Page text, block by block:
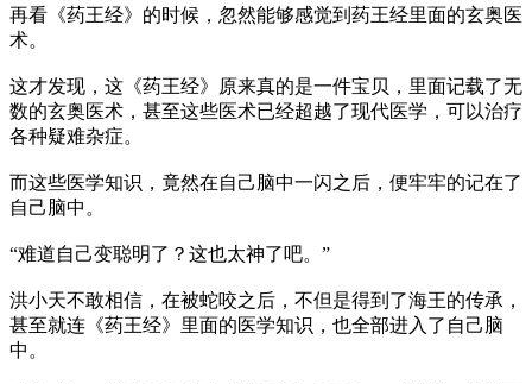
再看《药王经》的时候，忽然能够感觉到药王经里面的玄奥医
术。
这才发现，这《药王经》原来真的是一件宝贝，里面记载了无
数的玄奥医术，甚至这些医术已经超越了现代医学，可以治疗
各种疑难杂症。
而这些医学知识，竟然在自己脑中一闪之后，便牢牢的记在了
自己脑中。
“难道自己变聪明了？这也太神了吧。”
洪小天不敢相信，在被蛇咬之后，不但是得到了海王的传承，
甚至就连《药王经》里面的医学知识，也全部进入了自己脑
中。